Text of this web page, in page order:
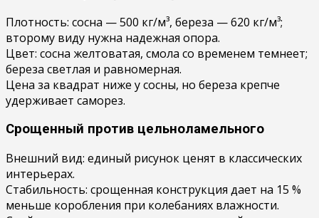
Плотность: сосна — 500 кг/м³, береза — 620 кг/м³;
второму виду нужна надежная опора.
Цвет: сосна желтоватая, смола со временем темнеет;
береза светлая и равномерная.
Цена за квадрат ниже у сосны, но береза крепче
удерживает саморез.
Срощенный против цельноламельного
Внешний вид: единый рисунок ценят в классических
интерьерах.
Стабильность: срощенная конструкция дает на 15 %
меньше коробления при колебаниях влажности.